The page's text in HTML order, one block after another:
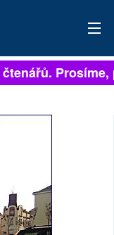
Prosíme,